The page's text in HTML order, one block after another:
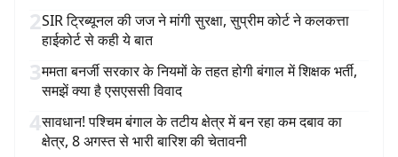
2SIR ट्रिब्यूनल की जज ने मांगी सुरक्षा, सुप्रीम कोर्ट ने कलकत्ता
हाईकोर्ट से कही ये बात
3ममता बनर्जी सरकार के नियमों के तहत होगी बंगाल में शिक्षक भर्ती,
समझें क्या है एसएससी विवाद
4सावधान! पश्चिम बंगाल के तटीय क्षेत्र में बन रहा कम दबाव का
क्षेत्र, 8 अगस्त से भारी बारिश की चेतावनी